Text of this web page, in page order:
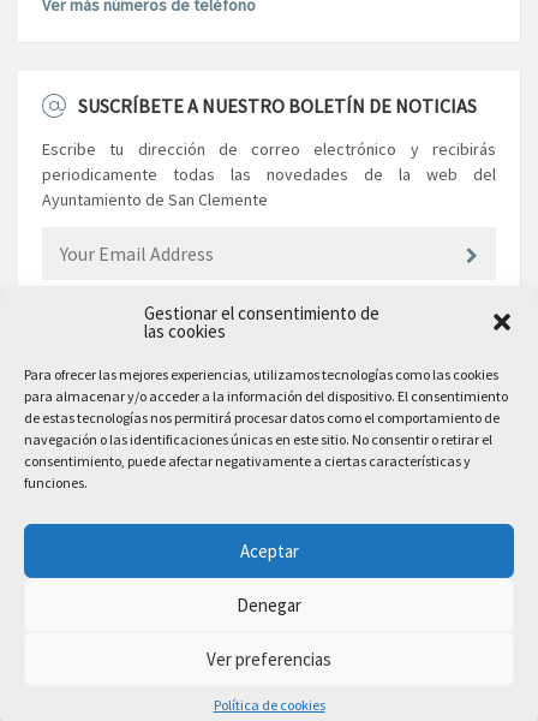
Gestionar el consentimiento de
las cookies
Para ofrecer las mejores experiencias, utilizamos tecnologías como las cookies
para almacenar y/o acceder a la información del dispositivo. El consentimiento
de estas tecnologías nos permitirá procesar datos como el comportamiento de
navegación o las identificaciones únicas en este sitio. No consentir o retirar el
consentimiento, puede afectar negativamente a ciertas características y
funciones.
Aceptar
Denegar
Ver preferencias
Política de cookies
Ver más números de teléfono
SUSCRÍBETE A NUESTRO BOLETÍN DE NOTICIAS
Escribe tu dirección de correo electrónico y recibirás
periodicamente todas las novedades de la web del
Ayuntamiento de San Clemente
EL AYUNTAMIENTO
Plaza Mayor, 10
San Clemente, 16600, Cuenca
Teléfono: 969 300 003
Email Comunicación y Publicidad:
comunicacion@sanclemente.es
2023 © Ayuntamiento de San Clemente. Todos los derechos reservados